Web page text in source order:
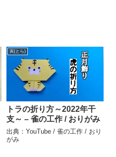
寅(とら)
トラの折り方～2022年干
支～ – 雀の工作 / おりがみ
出典：YouTube / 雀の工作 / おり
がみ